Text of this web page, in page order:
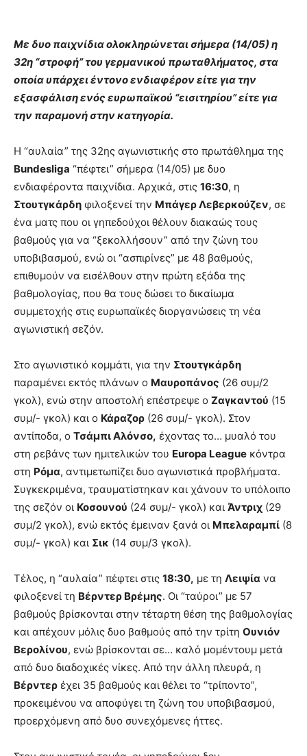
Με δυο παιχνίδια ολοκληρώνεται σήμερα (14/05) η
32η “στροφή” του γερμανικού πρωταθλήματος, στα
οποία υπάρχει έντονο ενδιαφέρον είτε για την
εξασφάλιση ενός ευρωπαϊκού “εισιτηρίου” είτε για
την παραμονή στην κατηγορία.
Η “αυλαία” της 32ης αγωνιστικής στο πρωτάθλημα της
Bundesliga “πέφτει” σήμερα (14/05) με δυο
ενδιαφέροντα παιχνίδια. Αρχικά, στις 16:30, η
Στουτγκάρδη φιλοξενεί την Μπάγερ Λεβερκούζεν, σε
ένα ματς που οι γηπεδούχοι θέλουν διακαώς τους
βαθμούς για να “ξεκολλήσουν” από την ζώνη του
υποβιβασμού, ενώ οι “ασπιρίνες” με 48 βαθμούς,
επιθυμούν να εισέλθουν στην πρώτη εξάδα της
βαθμολογίας, που θα τους δώσει το δικαίωμα
συμμετοχής στις ευρωπαϊκές διοργανώσεις τη νέα
αγωνιστική σεζόν.
Στο αγωνιστικό κομμάτι, για την Στουτγκάρδη
παραμένει εκτός πλάνων ο Μαυροπάνος (26 συμ/2
γκολ), ενώ στην αποστολή επέστρεψε ο Ζαγκαντού (15
συμ/- γκολ) και ο Κάραζορ (26 συμ/- γκολ). Στον
αντίποδα, ο Τσάμπι Αλόνσο, έχοντας το… μυαλό του
στη ρεβάνς των ημιτελικών του Europa League κόντρα
στη Ρόμα, αντιμετωπίζει δυο αγωνιστικά προβλήματα.
Συγκεκριμένα, τραυματίστηκαν και χάνουν το υπόλοιπο
της σεζόν οι Κοσουνού (24 συμ/- γκολ) και Άντριχ (29
συμ/2 γκολ), ενώ εκτός έμειναν ξανά οι Μπελαραμπί (8
συμ/- γκολ) και Σικ (14 συμ/3 γκολ).
Τέλος, η “αυλαία” πέφτει στις 18:30, με τη Λειψία να
φιλοξενεί τη Βέρντερ Βρέμης. Οι “ταύροι” με 57
βαθμούς βρίσκονται στην τέταρτη θέση της βαθμολογίας
και απέχουν μόλις δυο βαθμούς από την τρίτη Ουνιόν
Βερολίνου, ενώ βρίσκονται σε… καλό μομέντουμ μετά
από δυο διαδοχικές νίκες. Από την άλλη πλευρά, η
Βέρντερ έχει 35 βαθμούς και θέλει το “τρίποντο”,
προκειμένου να αποφύγει τη ζώνη του υποβιβασμού,
προερχόμενη από δυο συνεχόμενες ήττες.